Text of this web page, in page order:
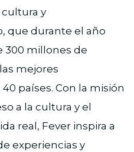
y
que durante el año
300 millones de
mejores
países. Con la misión
a la cultura y el
real, Fever inspira a
experiencias y